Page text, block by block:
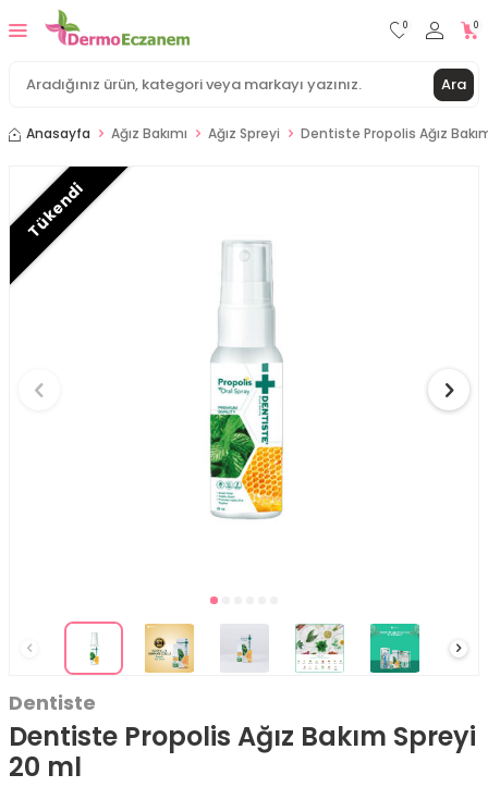
Ara
0 0
Anasayfa Ağız Bakımı Ağız Spreyi Dentiste Propolis Ağız
Tükendi
Dentiste
Dentiste Propolis Ağız Bakım Spreyi
20 ml